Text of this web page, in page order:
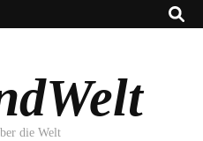
die Welt